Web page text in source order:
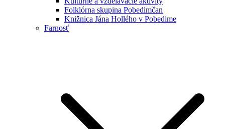
Folklórna skupina Pobedimčan
Knižnica Jána Hollého v Pobedime
Farnosť